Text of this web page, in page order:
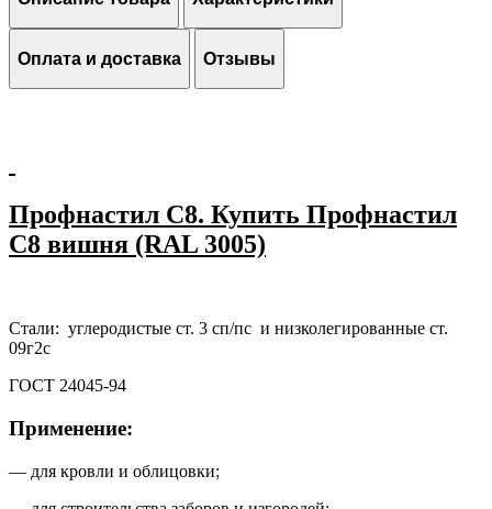
Оплата и доставка Отзывы
Профнастил С8. Купить Профнастил
С8 вишня (RAL 3005)
Стали: углеродистые ст. 3 сп/пс и низколегированные ст.
09г2с
ГОСТ 24045-94
Применение:
— для кровли и облицовки;